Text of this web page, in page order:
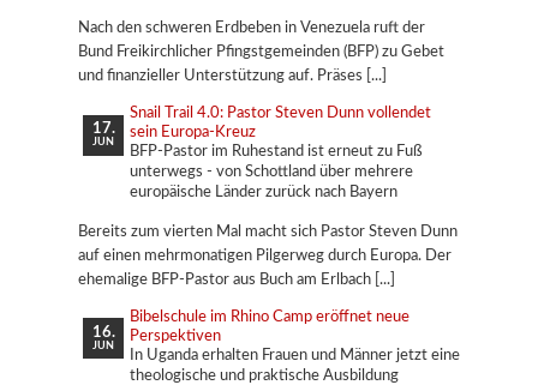
Nach den schweren Erdbeben in Venezuela ruft der
Bund Freikirchlicher Pfingstgemeinden (BFP) zu Gebet
und finanzieller Unterstützung auf. Präses
17.
JUN
Snail Trail 4.0: Pastor Steven Dunn vollendet
sein Europa-Kreuz
BFP-Pastor im Ruhestand ist erneut zu Fuß
unterwegs - von Schottland über mehrere
europäische Länder zurück nach Bayern
Bereits zum vierten Mal macht sich Pastor Steven Dunn
auf einen mehrmonatigen Pilgerweg durch Europa. Der
ehemalige BFP-Pastor aus Buch am Erlbach
16.
JUN
Bibelschule im Rhino Camp eröffnet neue
Perspektiven
In Uganda erhalten Frauen und Männer jetzt eine
theologische und praktische Ausbildung